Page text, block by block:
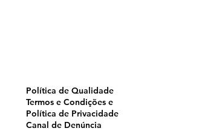
Política de Qualidade
Termos e Condições e
Política de Privacidade
Canal de Denúncia